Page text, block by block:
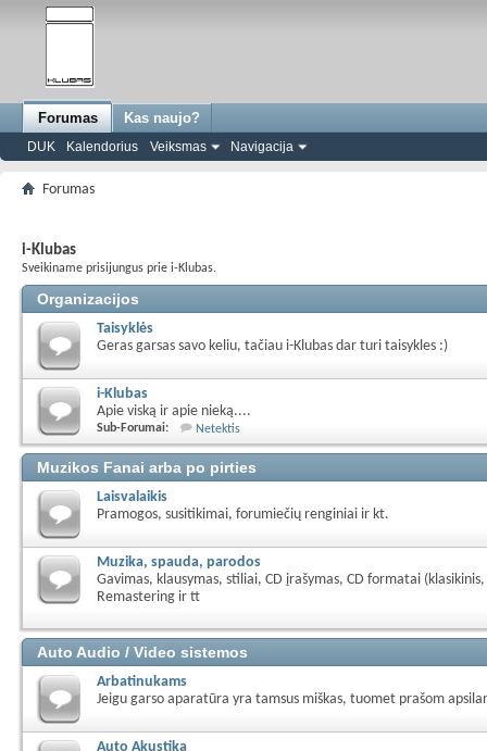
Forumas
DUK Kalendorius Veiksmas Navigacija
Kas naujo?
Forumas
i-Klubas
Sveikiname prisijungus prie i-Klubas.
Organizacijos
Taisyklės
Geras garsas savo keliu, tačiau i-Klubas dar turi taisykles :)
i-Klubas
Apie viską ir apie nieką....
Sub-Forumai: Netektis
Muzikos Fanai arba po pirties
Laisvalaikis
Pramogos, susitikimai, forumiečių renginiai ir kt.
Muzika, spauda, parodos
Gavimas, klausymas, stiliai, CD įrašymas, CD formatai
Remastering ir tt
Auto Audio / Video sistemos
Arbatinukams
Jeigu garso aparatūra yra tamsus miškas, tuomet prašom
Auto Akustika